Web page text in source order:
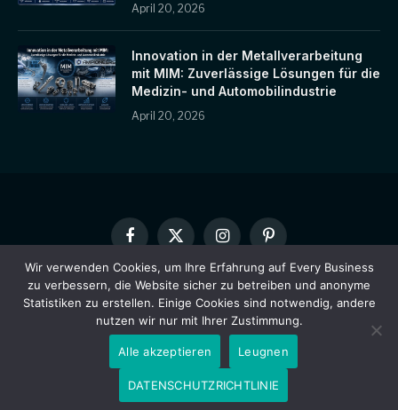
April 20, 2026
Innovation in der Metallverarbeitung
mit MIM: Zuverlässige Lösungen für die
Medizin- und Automobilindustrie
April 20, 2026
Facebook
X
InstagramPinterest
HEIM ÜBER UNS
KONTAKTIEREN SIE UNS
DATENSCHUTZRICHTLINIE
HAFTUNGSAUSSCHLUSS
© 2026 Every Business Designed by Every Business.
Wir verwenden Cookies, um Ihre Erfahrung auf Every Business
zu verbessern, die Website sicher zu betreiben und anonyme
Statistiken zu erstellen. Einige Cookies sind notwendig, andere
nutzen wir nur mit Ihrer Zustimmung.
Alle akzeptieren Leugnen
DATENSCHUTZRICHTLINIE